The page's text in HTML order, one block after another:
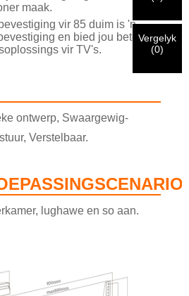
maak.
vir 85 duim is 'n
en bied jou beter
vir TV's.
ontwerp, Swaargewig-
Verstelbaar.
lughawe en so aan.
Gaan terug Dien in
VERIFIEER ALLES
sal lei tot die mislukking van
is, sal u 'n e-poskennisgewing
ontvang.
Vergelyk
(0)